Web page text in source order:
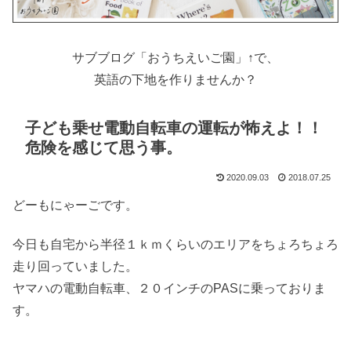
サブブログ「おうちえいご園」↑で、
英語の下地を作りませんか？
子ども乗せ電動自転車の運転が怖えよ！！
危険を感じて思う事。
2020.09.03 2018.07.25
どーもにゃーごです。
今日も自宅から半径１ｋｍくらいのエリアをちょろちょろ
走り回っていました。
ヤマハの電動自転車、２０インチのPASに乗っておりま
す。